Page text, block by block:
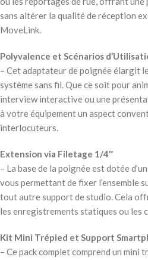
sans altérer la qualité de réception
MoveLink.
Polyvalence et Scénarios
– Cet adaptateur de poignée élargit
système sans fil. Que ce soit pour
interview interactive ou une
à votre équipement un aspect
interlocuteurs.
Extension via Filetage 1/4″
– La base de la poignée est dotée
vous permettant de fixer l’ensemble
tout autre support de studio. Cela
les enregistrements statiques ou les
Kit Mini Trépied et Support
– Ce pack complet comprend un mini